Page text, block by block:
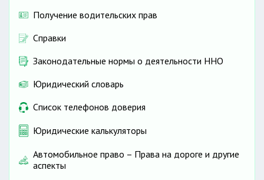
Получение водительских прав
Справки
Законодательные нормы о деятельности ННО
Юридический словарь
Список телефонов доверия
Юридические калькуляторы
Автомобильное право – Права на дороге и другие
аспекты